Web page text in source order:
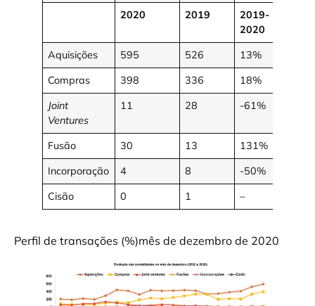
2020 2019
2019-
2020
Aquisições
595 526
13%
Compras
398 336
18%
Joint
Ventures
11 28 -61%
Fusão 30 13
131%
Incorporação
4 8
-50%
Cisão
0 1 –
Perfil de transações (%)mês de dezembro de 2020